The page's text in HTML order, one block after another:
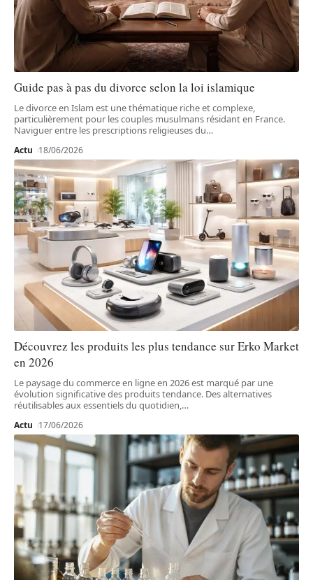
Guide pas à pas du divorce selon la loi islamique
Le divorce en Islam est une thématique riche et complexe,
particulièrement pour les couples musulmans résidant en France.
Naviguer entre les prescriptions religieuses du…
Actu 18/06/2026
Découvrez les produits les plus tendance sur Erko Market
en 2026
Le paysage du commerce en ligne en 2026 est marqué par une
évolution significative des produits tendance. Des alternatives
réutilisables aux essentiels du quotidien, …
Actu 17/06/2026